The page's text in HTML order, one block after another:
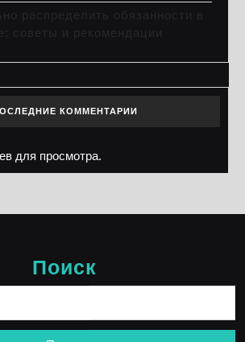
распределить обязанности в
советы и рекомендации
КОММЕНТАРИИ
для просмотра.
Поиск